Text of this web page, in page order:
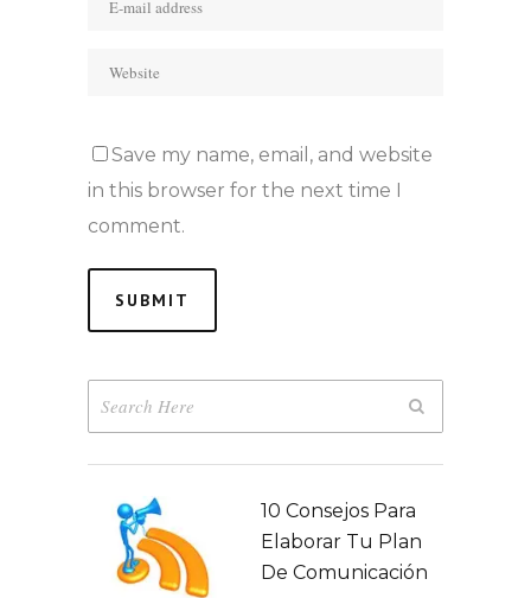
Save my name, email, and website
in this browser for the next time I
comment.
10 Consejos Para
Elaborar Tu Plan
De Comunicación